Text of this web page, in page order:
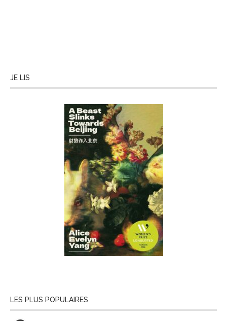
JE LIS
LES PLUS POPULAIRES